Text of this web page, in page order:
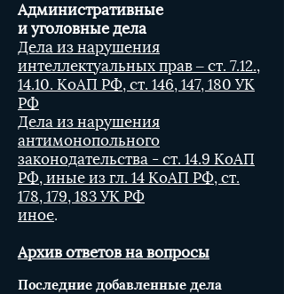
Административные
и уголовные дела
Дела из нарушения
интеллектуальных прав – ст. 7.12.,
14.10. КоАП РФ, ст. 146, 147, 180 УК
РФ
Дела из нарушения
антимонопольного
законодательства - ст. 14.9 КоАП
РФ, иные из гл. 14 КоАП РФ, ст.
178, 179, 183 УК РФ
иное.
Архив ответов на вопросы
​Последние добавленные дела